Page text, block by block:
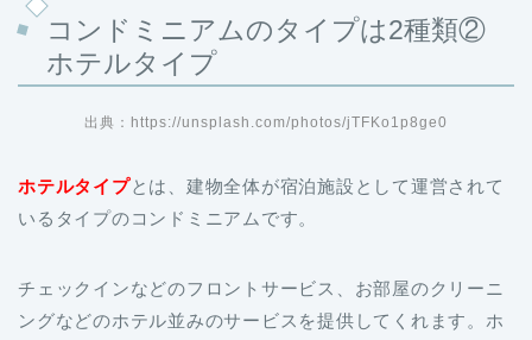
コンドミニアムのタイプは2種類②
ホテルタイプ
出典：https://unsplash.com/photos/jTFKo1p8ge0
ホテルタイプとは、建物全体が宿泊施設として運営されて
いるタイプのコンドミニアムです。
チェックインなどのフロントサービス、お部屋のクリーニ
ングなどのホテル並みのサービスを提供してくれます。ホ